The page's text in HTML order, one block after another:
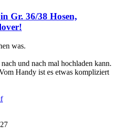
Gr. 36/38 Hosen,
was.
und nach mal hochladen kann.
Handy ist es etwas kompliziert